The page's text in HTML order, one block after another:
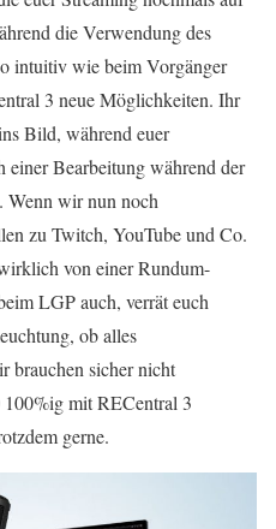
die Verwendung des
intuitiv wie beim Vorgänger
3 neue Möglichkeiten. Ihr
Bild, während euer
Bearbeitung während der
Wenn wir nun noch
zu Twitch, YouTube und Co.
von einer Rundum-
LGP auch, verrät euch
ob alles
brauchen sicher nicht
mit RECentral 3
gerne.